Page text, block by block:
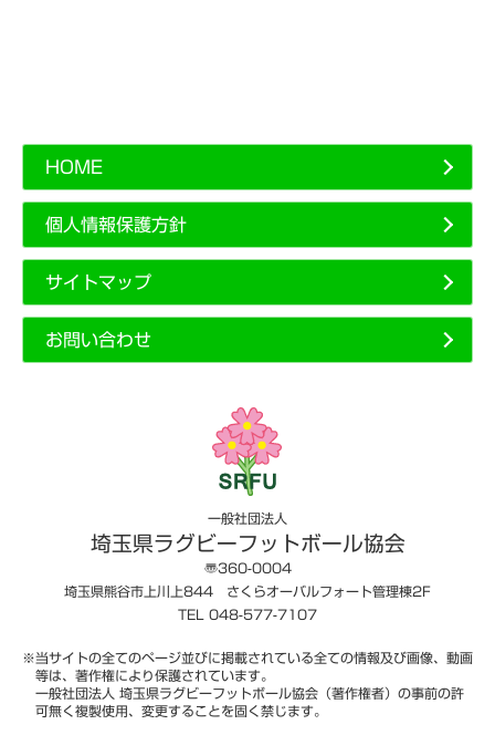
HOME
個人情報保護方針
サイトマップ
お問い合わせ
一般社団法人
埼玉県ラグビーフットボール協会
〠360-0004
埼玉県熊谷市上川上844 さくらオーバルフォート管理棟2F
TEL 048-577-7107
※当サイトの全てのページ並びに掲載されている全ての情報及び画像、動画
等は、著作権により保護されています。
一般社団法人 埼玉県ラグビーフットボール協会（著作権者）の事前の許
可無く複製使用、変更することを固く禁じます。